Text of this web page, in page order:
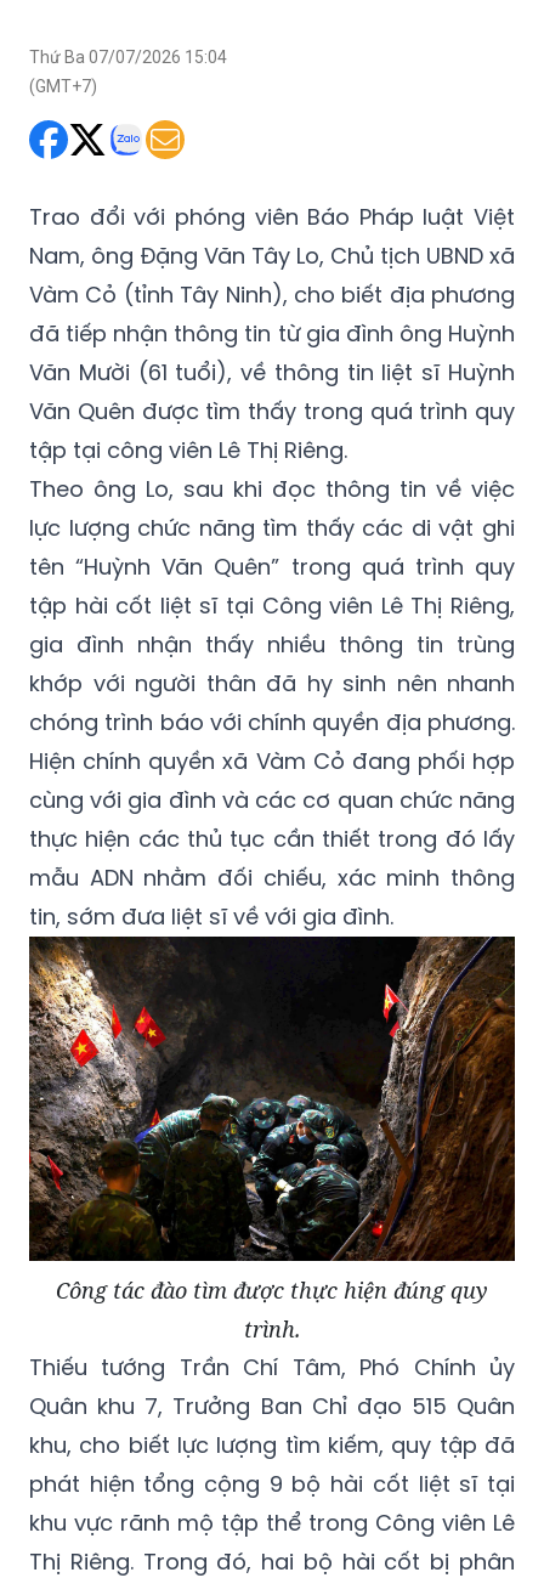
Thứ Ba 07/07/2026 15:04
(GMT+7)
Trao đổi với phóng viên Báo Pháp luật Việt
Nam, ông Đặng Văn Tây Lo, Chủ tịch UBND xã
Vàm Cỏ (tỉnh Tây Ninh), cho biết địa phương
đã tiếp nhận thông tin từ gia đình ông Huỳnh
Văn Mười (61 tuổi), về thông tin liệt sĩ Huỳnh
Văn Quên được tìm thấy trong quá trình quy
tập tại công viên Lê Thị Riêng.
Theo ông Lo, sau khi đọc thông tin về việc
lực lượng chức năng tìm thấy các di vật ghi
tên “Huỳnh Văn Quên” trong quá trình quy
tập hài cốt liệt sĩ tại Công viên Lê Thị Riêng,
gia đình nhận thấy nhiều thông tin trùng
khớp với người thân đã hy sinh nên nhanh
chóng trình báo với chính quyền địa phương.
Hiện chính quyền xã Vàm Cỏ đang phối hợp
cùng với gia đình và các cơ quan chức năng
thực hiện các thủ tục cần thiết trong đó lấy
mẫu ADN nhằm đối chiếu, xác minh thông
tin, sớm đưa liệt sĩ về với gia đình.
Công tác đào tìm được thực hiện đúng quy
trình.
Thiếu tướng Trần Chí Tâm, Phó Chính ủy
Quân khu 7, Trưởng Ban Chỉ đạo 515 Quân
khu, cho biết lực lượng tìm kiếm, quy tập đã
phát hiện tổng cộng 9 bộ hài cốt liệt sĩ tại
khu vực rãnh mộ tập thể trong Công viên Lê
Thị Riêng. Trong đó, hai bộ hài cốt bị phân